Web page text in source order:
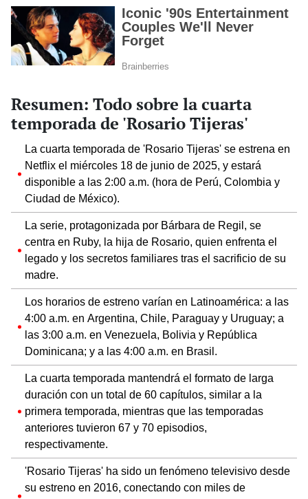
Resumen: Todo sobre la cuarta
temporada de 'Rosario Tijeras'
La cuarta temporada de 'Rosario Tijeras' se estrena en
Netflix el miércoles 18 de junio de 2025, y estará
disponible a las 2:00 a.m. (hora de Perú, Colombia y
Ciudad de México).
La serie, protagonizada por Bárbara de Regil, se
centra en Ruby, la hija de Rosario, quien enfrenta el
legado y los secretos familiares tras el sacrificio de su
madre.
Los horarios de estreno varían en Latinoamérica: a las
4:00 a.m. en Argentina, Chile, Paraguay y Uruguay; a
las 3:00 a.m. en Venezuela, Bolivia y República
Dominicana; y a las 4:00 a.m. en Brasil.
La cuarta temporada mantendrá el formato de larga
duración con un total de 60 capítulos, similar a la
primera temporada, mientras que las temporadas
anteriores tuvieron 67 y 70 episodios,
respectivamente.
'Rosario Tijeras' ha sido un fenómeno televisivo desde
su estreno en 2016, conectando con miles de